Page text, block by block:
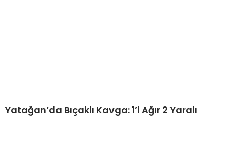
Yatağan’da Bıçaklı Kavga: 1’i Ağır 2 Yaralı